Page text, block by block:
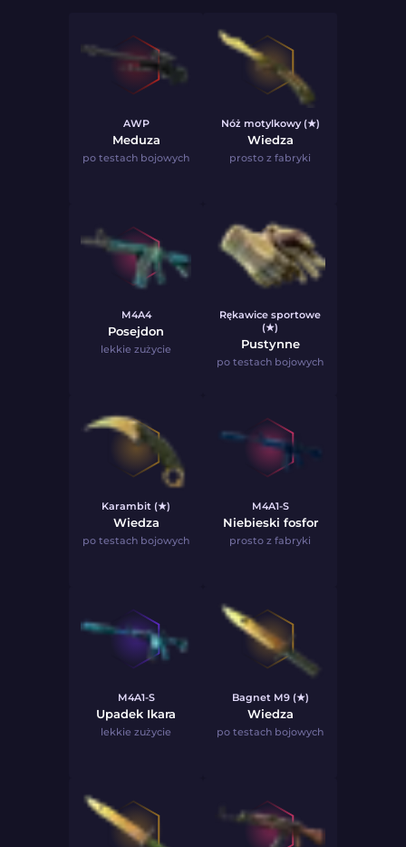
AWP
Meduza
po testach bojowych
Nóż motylkowy (★)
Wiedza
prosto z fabryki
M4A4
Posejdon
lekkie zużycie
Rękawice sportowe
(★)
Pustynne
po testach bojowych
Karambit (★)
Wiedza
po testach bojowych
M4A1-S
Niebieski fosfor
prosto z fabryki
M4A1-S
Upadek Ikara
lekkie zużycie
Bagnet M9 (★)
Wiedza
po testach bojowych